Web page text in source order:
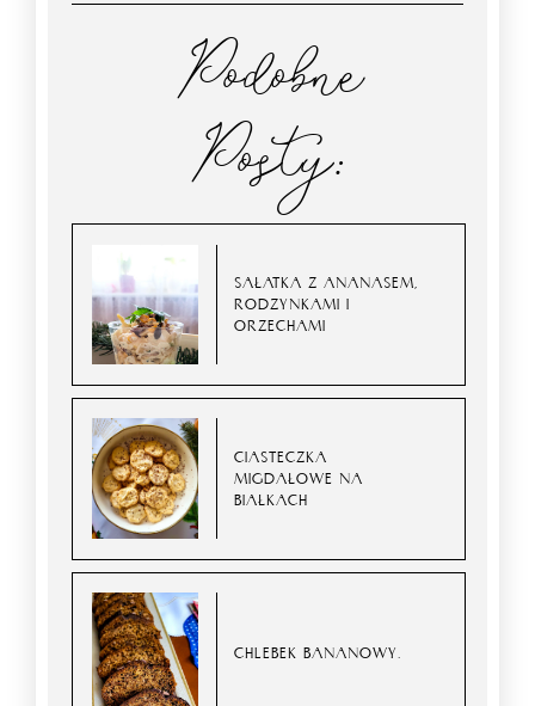
Podobne
Posty:
SAŁATKA Z ANANASEM,
RODZYNKAMI I
ORZECHAMI
CIASTECZKA
MIGDAŁOWE NA
BIAŁKACH
CHLEBEK BANANOWY.